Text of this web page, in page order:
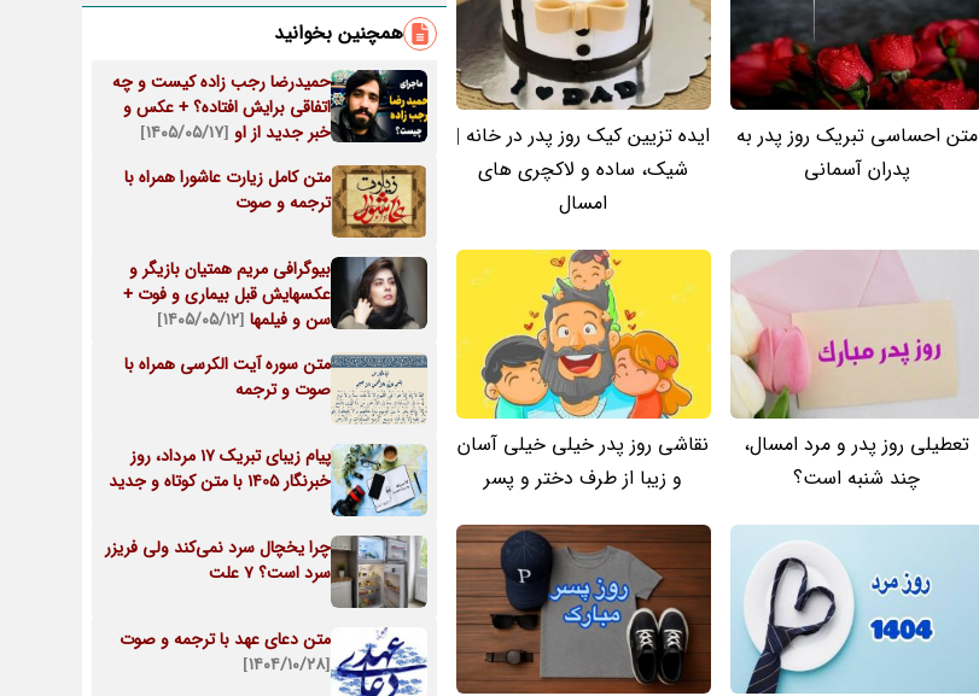
متن احساسی تبریک روز پدر به
پدران آسمانی
ایده تزیین کیک روز پدر در خانه |
شیک، ساده و لاکچری های
امسال
تعطیلی روز پدر و مرد امسال،
چند شنبه است؟
نقاشی روز پدر خیلی خیلی آسان
و زیبا از طرف دختر و پسر
همچنین بخوانید
حمیدرضا رجب‌ زاده کیست و چه
اتفاقی برایش افتاده؟ + عکس و
خبر جدید از او [۱۴۰۵/۰۵/۱۷]
متن کامل زیارت عاشورا همراه با
ترجمه و صوت
بیوگرافی مریم همتیان بازیگر و
عکسهایش قبل بیماری و فوت +
سن و فیلمها [۱۴۰۵/۰۵/۱۲]
متن سوره آیت الکرسی همراه با
صوت و ترجمه
پیام زیبای تبریک 17 مرداد، روز
خبرنگار 1405 با متن کوتاه و جدید
چرا یخچال سرد نمی‌کند ولی فریزر
سرد است؟ 7 علت
متن دعای عهد با ترجمه و صوت
[۱۴۰۴/۱۰/۲۸]